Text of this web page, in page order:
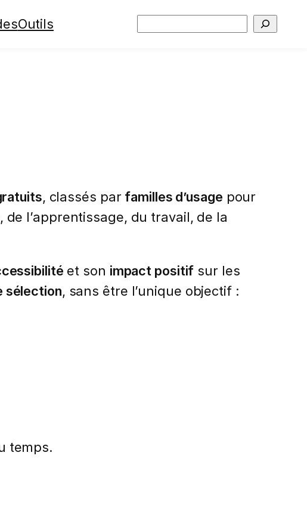
Outils
, classés par familles d’usage pour
l’apprentissage, du travail, de la
et son impact positif sur les
sélection, sans être l’unique objectif :
temps.